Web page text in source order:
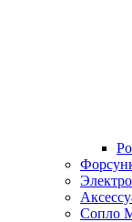
Сопло